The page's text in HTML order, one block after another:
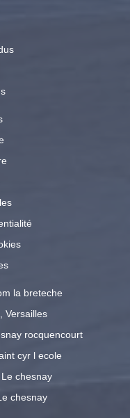
la breteche
Versailles
rocquencourt
cyr l ecole
chesnay
chesnay